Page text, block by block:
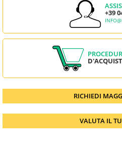
+39
RICHIEDI
VALUTA IL